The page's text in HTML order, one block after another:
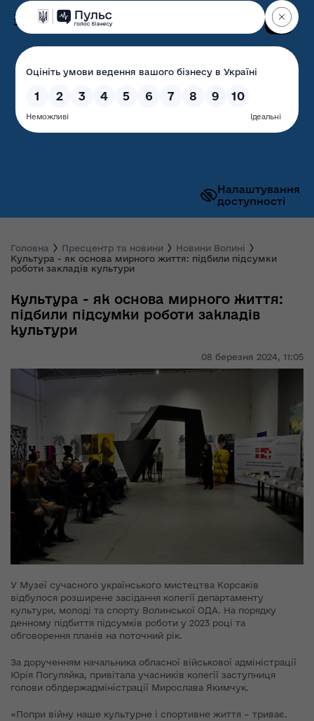
Налаштування
доступності
Волинська обласна
державна адміністрація
Головна Пресцентр та новини
Новини Волині
Культура - як основа мирного життя: підбили підсумки
роботи закладів культури
08 березня 2024, 11:05
Культура - як основа мирного життя:
підбили підсумки роботи закладів
культури
У Музеї сучасного українського мистецтва Корсаків
відбулося розширене засідання колегії департаменту
культури, молоді та спорту Волинської ОДА. На порядку
денному підбиття підсумків роботи у 2023 році та
обговорення планів на поточний рік.
За дорученням начальника обласної військової адміністрації
Юрія Погуляйка, привітала учасників колегії заступниця
голови облдержадміністрації Мирослава Якимчук.
«Попри війну наше культурне і спортивне життя – триває.